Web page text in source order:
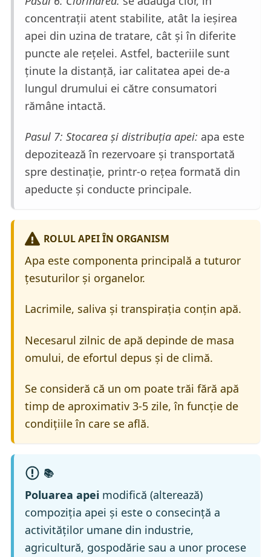
concentrații atent stabilite, atât la ieșirea
apei din uzina de tratare, cât și în diferite
puncte ale rețelei. Astfel, bacteriile sunt
ținute la distanță, iar calitatea apei de-a
lungul drumului ei către consumatori
rămâne intactă.
Pasul 7: Stocarea și distribuția apei: apa este
depozitează în rezervoare și transportată
spre destinație, printr-o rețea formată din
apeducte și conducte principale.
ROLUL APEI ÎN ORGANISM
Apa este componenta principală a tuturor
țesuturilor și organelor.
Lacrimile, saliva și transpirația conțin apă.
Necesarul zilnic de apă depinde de masa
omului, de efortul depus și de climă.
Se consideră că un om poate trăi fără apă
timp de aproximativ 3-5 zile, în funcție de
condițiile în care se află.
📚
Poluarea apei modifică (alterează)
compoziția apei și este o consecință a
activităților umane din industrie,
agricultură, gospodărie sau a unor procese